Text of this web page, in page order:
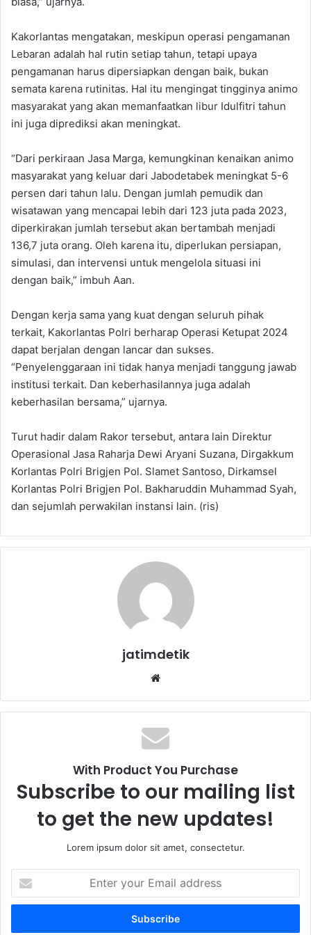
Kakorlantas mengatakan, meskipun operasi pengamanan
Lebaran adalah hal rutin setiap tahun, tetapi upaya
pengamanan harus dipersiapkan dengan baik, bukan
semata karena rutinitas. Hal itu mengingat tingginya animo
masyarakat yang akan memanfaatkan libur Idulfitri tahun
ini juga diprediksi akan meningkat.
“Dari perkiraan Jasa Marga, kemungkinan kenaikan animo
masyarakat yang keluar dari Jabodetabek meningkat 5-6
persen dari tahun lalu. Dengan jumlah pemudik dan
wisatawan yang mencapai lebih dari 123 juta pada 2023,
diperkirakan jumlah tersebut akan bertambah menjadi
136,7 juta orang. Oleh karena itu, diperlukan persiapan,
simulasi, dan intervensi untuk mengelola situasi ini
dengan baik,” imbuh Aan.
Dengan kerja sama yang kuat dengan seluruh pihak
terkait, Kakorlantas Polri berharap Operasi Ketupat 2024
dapat berjalan dengan lancar dan sukses.
“Penyelenggaraan ini tidak hanya menjadi tanggung jawab
institusi terkait. Dan keberhasilannya juga adalah
keberhasilan bersama,” ujarnya.
Turut hadir dalam Rakor tersebut, antara lain Direktur
Operasional Jasa Raharja Dewi Aryani Suzana, Dirgakkum
Korlantas Polri Brigjen Pol. Slamet Santoso, Dirkamsel
Korlantas Polri Brigjen Pol. Bakharuddin Muhammad Syah,
dan sejumlah perwakilan instansi lain. (ris)
jatimdetik
te
With Product You Purchase
Subscribe to our mailing list
to get the new updates!
Lorem ipsum dolor sit amet, consectetur.
t